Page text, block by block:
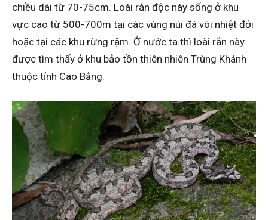
chiều dài từ 70-75cm. Loài rắn độc này sống ở khu
vực cao từ 500-700m tại các vùng núi đá vôi nhiệt đới
hoặc tại các khu rừng rậm. Ở nước ta thì loài rắn này
được tìm thấy ở khu bảo tồn thiên nhiên Trùng Khánh
thuộc tỉnh Cao Bằng.